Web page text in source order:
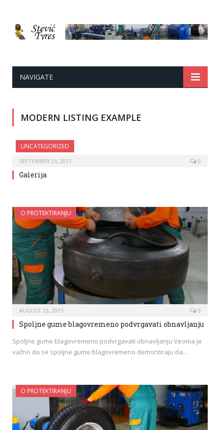
NAVIGATE
MODERN LISTING EXAMPLE
UNCATEGORIZED
SEPTEMBER 25, 2017 0
Galerija
O PROTEKTIRANJU
AUGUST 23, 2015 0
Spoljne gume blagovremeno podvrgavati obnavljanju
Spoljne gume blagovremeno podvrgavati obnavljanju Veoma je
važno da se spoljne gume blagovremeno demontiraju da…
O PROTEKTIRANJU